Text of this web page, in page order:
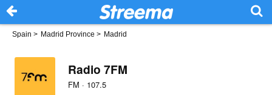
Spain > Madrid Province > Madrid
Radio 7FM
FM · 107.5